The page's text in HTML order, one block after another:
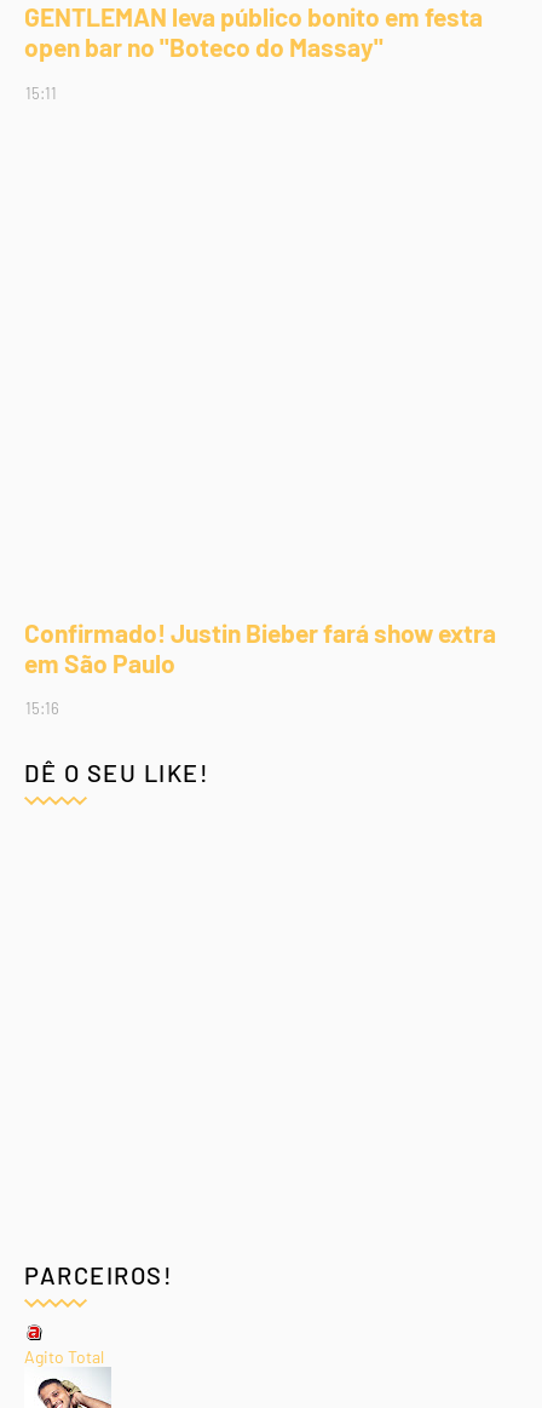
GENTLEMAN leva público bonito em festa
open bar no "Boteco do Massay"
15:11
Confirmado! Justin Bieber fará show extra
em São Paulo
15:16
DÊ O SEU LIKE!
PARCEIROS!
Agito Total